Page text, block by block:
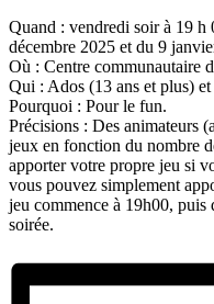
Quand : vendredi soir à 19 h
décembre 2025 et du 9
Où : Centre communautaire
Qui : Ados (13 ans et plus) et
Pourquoi : Pour le fun.
Précisions : Des animateurs
jeux en fonction du nombre
apporter votre propre jeu si
vous pouvez simplement
jeu commence à 19h00, puis
soirée.